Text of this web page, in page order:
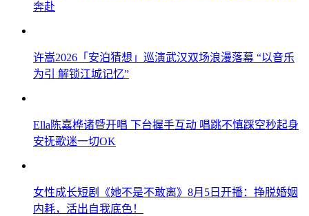
奔赴
许嵩2026「安泊猜想」巡演武汉双场浪漫落幕 “以音乐
为引 解锁江城记忆”
Ella陈嘉桦诸暨开唱 下台握手互动 唱跳不慎踩空秒起身
安抚歌迷一切OK
女性成长短剧《她不是不敢离》8月5日开播：挣脱婚姻
内耗，活出自我底色！